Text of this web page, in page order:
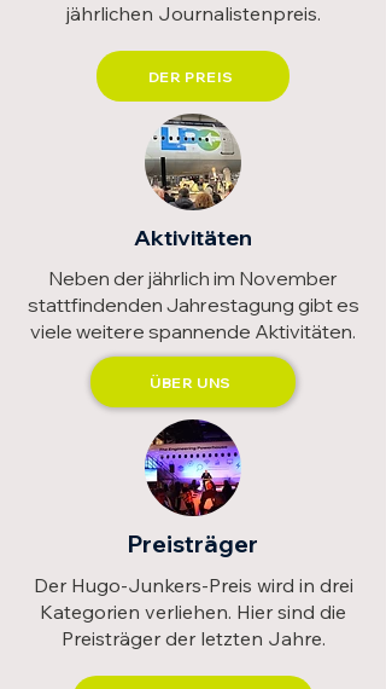
jährlichen Journalistenpreis.
DER PREIS
Aktivitäten
Neben der jährlich im November
stattfindenden Jahrestagung gibt es
viele weitere spannende Aktivitäten.
ÜBER UNS
Preisträger
Der Hugo-Junkers-Preis wird in drei
Kategorien verliehen. Hier sind die
Preisträger der letzten Jahre.